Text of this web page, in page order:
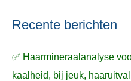
Recente berichten
✅ Haarmineraalanalyse
kaalheid, bij jeuk, haaruitval